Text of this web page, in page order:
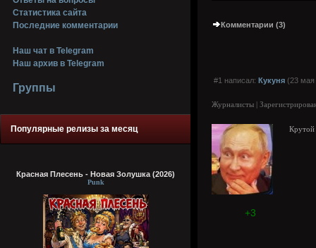
Статистика сайта
Последние комментарии
Наш чат в Telegram
Наш архив в Telegram
Группы
Популярные релизы за месяц
Красная Плесень - Новая Золушка (2026)
Punk
Комментарии (3)
#1 написал: Кукуня (23 мая
Журналисты |
Крутой
+3